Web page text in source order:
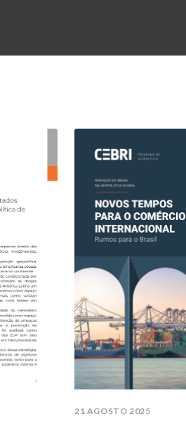
21 AGOSTO 2025